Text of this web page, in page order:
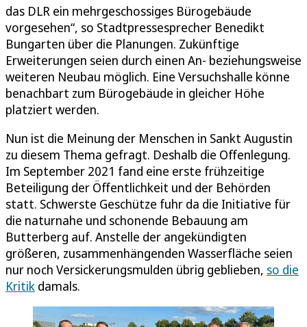
das DLR ein mehrgeschossiges Bürogebäude
vorgesehen“, so Stadtpressesprecher Benedikt
Bungarten über die Planungen. Zukünftige
Erweiterungen seien durch einen An- beziehungsweise
weiteren Neubau möglich. Eine Versuchshalle könne
benachbart zum Bürogebäude in gleicher Höhe
platziert werden.
Nun ist die Meinung der Menschen in Sankt Augustin
zu diesem Thema gefragt. Deshalb die Offenlegung.
Im September 2021 fand eine erste frühzeitige
Beteiligung der Öffentlichkeit und der Behörden
statt. Schwerste Geschütze fuhr da die Initiative für
die naturnahe und schonende Bebauung am
Butterberg auf. Anstelle der angekündigten
größeren, zusammenhängenden Wasserfläche seien
nur noch Versickerungsmulden übrig geblieben, so die
Kritik damals.